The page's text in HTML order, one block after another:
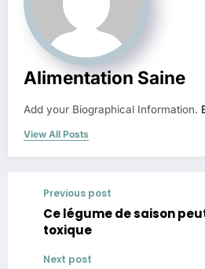
Alimentation Saine
Add your Biographical Information.
View All Posts
Previous post
Ce légume de saison
toxique
Next post